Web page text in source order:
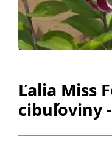
Ľalia Miss
cibuľoviny